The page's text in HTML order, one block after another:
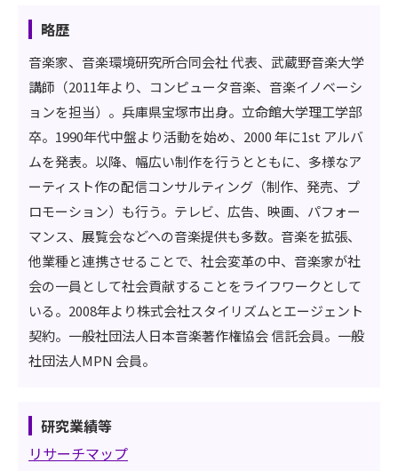
略歴
音楽家、音楽環境研究所合同会社 代表、武蔵野音楽大学
講師（2011年より、コンピュータ音楽、音楽イノベーシ
ョンを担当）。兵庫県宝塚市出身。立命館大学理工学部
卒。1990年代中盤より活動を始め、2000 年に1st アルバ
ムを発表。以降、幅広い制作を行うとともに、多様なア
ーティスト作の配信コンサルティング（制作、発売、プ
ロモーション）も行う。テレビ、広告、映画、パフォー
マンス、展覧会などへの音楽提供も多数。音楽を拡張、
他業種と連携させることで、社会変革の中、音楽家が社
会の一員として社会貢献することをライフワークとして
いる。2008年より株式会社スタイリズムとエージェント
契約。一般社団法人日本音楽著作権協会 信託会員。一般
社団法人MPN 会員。
研究業績等
リサーチマップ